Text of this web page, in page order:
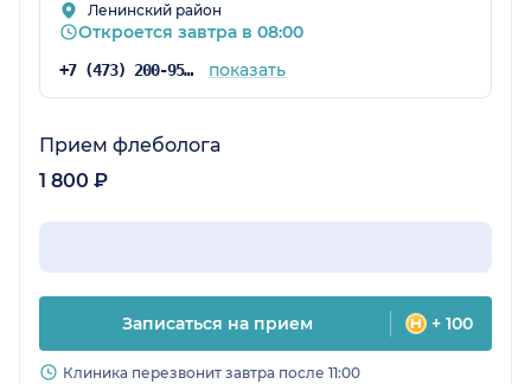
Ленинский район
Откроется завтра в 08:00
+7 (473) 200-95-76 показать
Прием флеболога
1 800 ₽
Записаться на прием + 100
Клиника перезвонит завтра после 11:00